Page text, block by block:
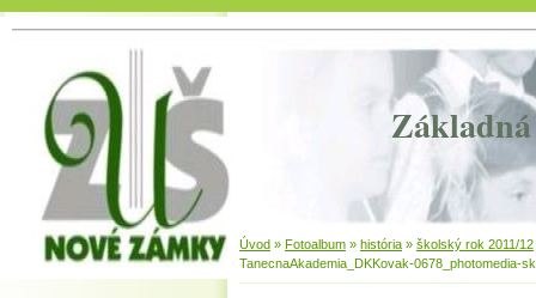
Základná
Úvod » Fotoalbum » história » školský rok 2011/12
TanecnaAkademia_DKKovak-0678_photomedia-sk